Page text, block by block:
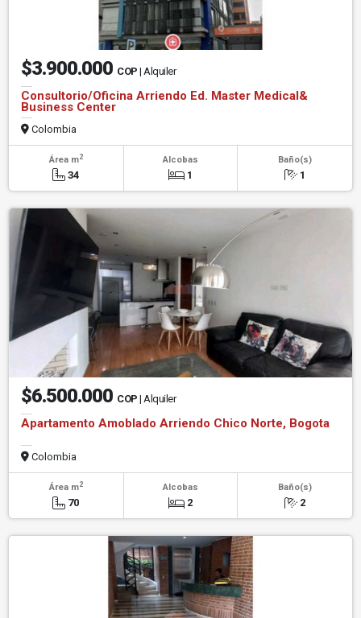
$3.900.000 COP | Alquiler
Consultorio/Oficina Arriendo Ed. Master Medical&
Business Center
Colombia
Área m2
34
Alcobas
1
Baño(s)
1
$6.500.000 COP | Alquiler
Apartamento Amoblado Arriendo Chico Norte, Bogota
Colombia
Área m2
70
Alcobas
2
Baño(s)
2